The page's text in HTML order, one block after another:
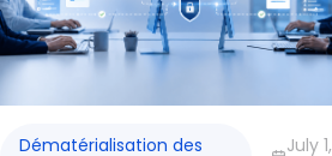
Dématérialisation des
July 1,